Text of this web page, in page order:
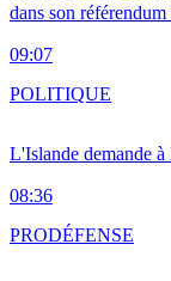
dans son
09:07
L'Islande demande
08:36
POLITIQUE
PRODÉFENSE